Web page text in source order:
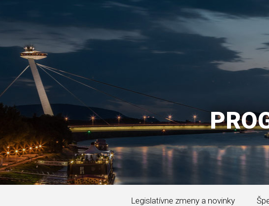
Legislatívne zmeny a novinky